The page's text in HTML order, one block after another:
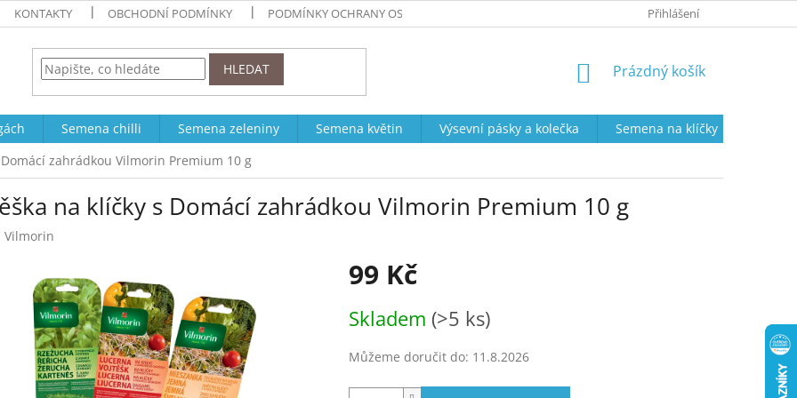
KONTAKTY OBCHODNÍ PODMÍNKY PODMÍNKY OCHRANY OSOBNÍCH ÚDAJŮ VRÁCENÍ ZBOŽÍ A
Přihlášení
HLEDAT
NÁKUPNÍ
Prázdný košík
Semena chilli Semena zeleniny Semena květin Výsevní pásky a kolečka Semena na klíčky
zahrádkou Vilmorin Premium 10 g
na klíčky s Domácí zahrádkou Vilmorin Premium 10 g
Vilmorin
99 Kč
cena:
Skladem (>5 ks)
Můžeme doručit do: 11.8.2026